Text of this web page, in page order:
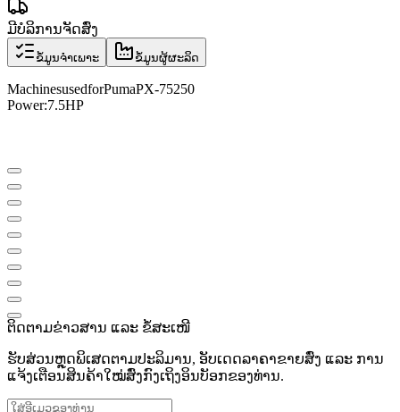
ມີບໍລິການຈັດສົ່ງ
ຂໍ້ມູນຈຳເພາະ ຂໍ້ມູນຜູ້ຜະລິດ
MachinesusedforPumaPX-75250
Power:7.5HP
ຕິດຕາມຂ່າວສານ ແລະ ຂໍ້ສະເໜີ
ຮັບສ່ວນຫຼຸດພິເສດຕາມປະລິມານ, ອັບເດດລາຄາຂາຍສົ່ງ ແລະ ການ
ແຈ້ງເຕືອນສິນຄ້າໃໝ່ສົ່ງກົງເຖິງອິນບັອກຂອງທ່ານ.